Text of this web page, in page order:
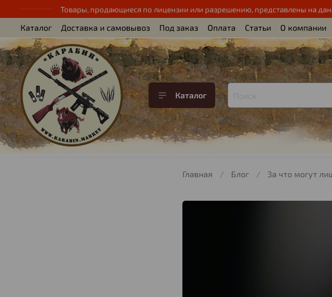
Товары, продающиеся по лицензии или разрешению, представлены на
Каталог Доставка и самовывоз Под заказ Оплата Статьи О компании
Каталог
Главная Блог За что могут